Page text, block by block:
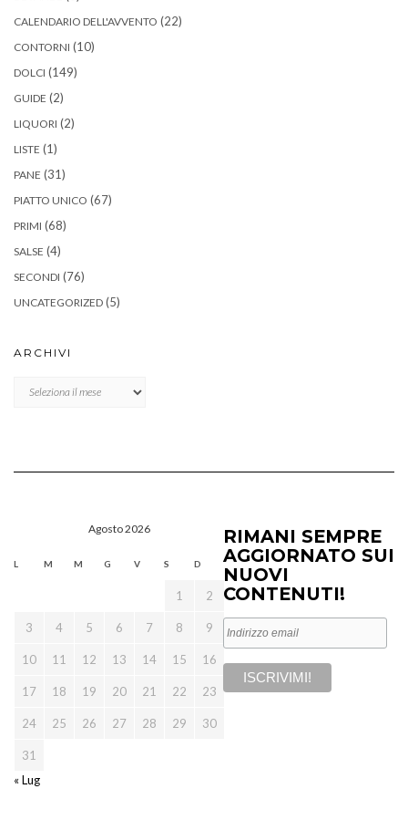
CALENDARIO DELL'AVVENTO (22)
CONTORNI (10)
DOLCI (149)
GUIDE (2)
LIQUORI (2)
LISTE (1)
PANE (31)
PIATTO UNICO (67)
PRIMI (68)
SALSE (4)
SECONDI (76)
UNCATEGORIZED (5)
ARCHIVI
Agosto 2026
L M M G V S D
1 2
3 4 5 6 7 8 9
10 11 12 13 14 15 16
17 18 19 20 21 22 23
24 25 26 27 28 29 30
31
« Lug
RIMANI SEMPRE
AGGIORNATO SUI
NUOVI
CONTENUTI!